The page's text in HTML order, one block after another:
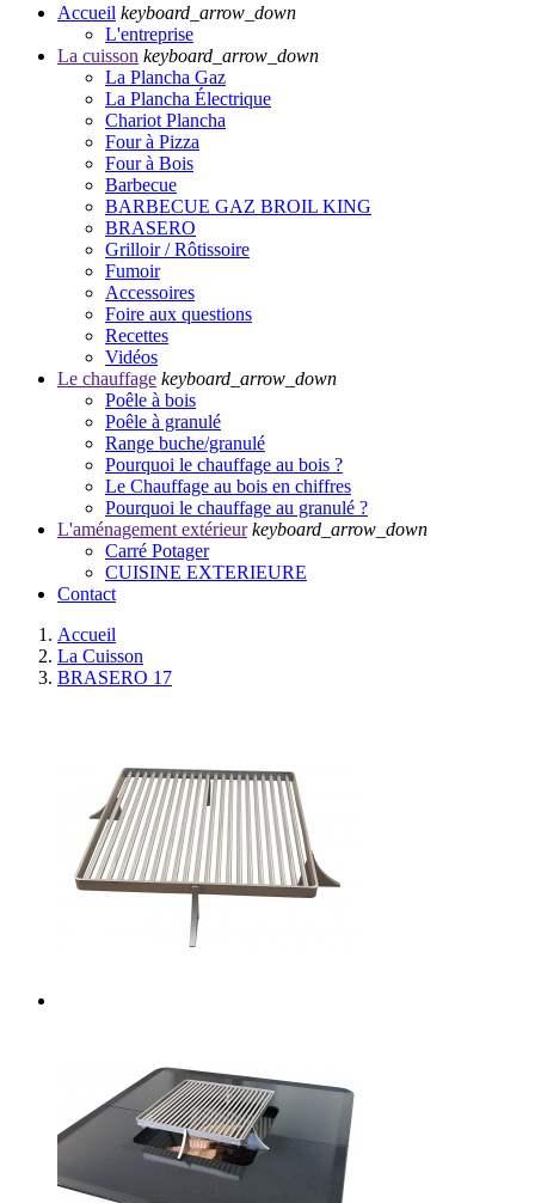
Accueil keyboard_arrow_down
L'entreprise
La cuisson keyboard_arrow_down
La Plancha Gaz
La Plancha Électrique
Chariot Plancha
Four à Pizza
Four à Bois
Barbecue
BARBECUE GAZ BROIL KING
BRASERO
Grilloir / Rôtissoire
Fumoir
Accessoires
Foire aux questions
Recettes
Vidéos
Le chauffage keyboard_arrow_down
Poêle à bois
Poêle à granulé
Range buche/granulé
Pourquoi le chauffage au bois ?
Le Chauffage au bois en chiffres
Pourquoi le chauffage au granulé ?
L'aménagement extérieur keyboard_arrow_down
Carré Potager
CUISINE EXTERIEURE
Contact
Accueil
La Cuisson
BRASERO 17